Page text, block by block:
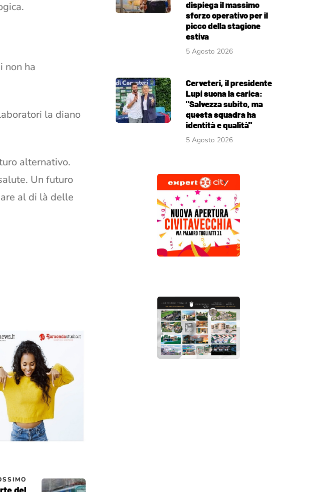
non ha
la diano
alternativo.
Un futuro
al di là delle
dispiega il massimo
sforzo operativo per il
picco della stagione
estiva
5 Agosto 2026
Cerveteri, il presidente
Lupi suona la carica:
"Salvezza subito, ma
questa squadra ha
identità e qualità"
5 Agosto 2026